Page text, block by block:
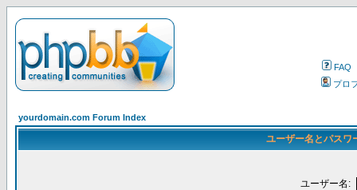
FAQ
プロ
yourdomain.com Forum Index
ユーザー名とパスワ
ユーザー名: